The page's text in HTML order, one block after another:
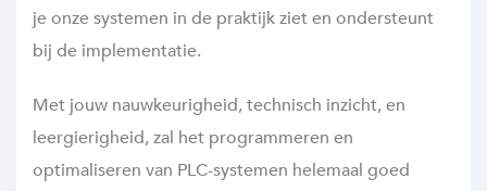
je onze systemen in de praktijk ziet en ondersteunt
bij de implementatie.
Met jouw nauwkeurigheid, technisch inzicht, en
leergierigheid, zal het programmeren en
optimaliseren van PLC-systemen helemaal goed